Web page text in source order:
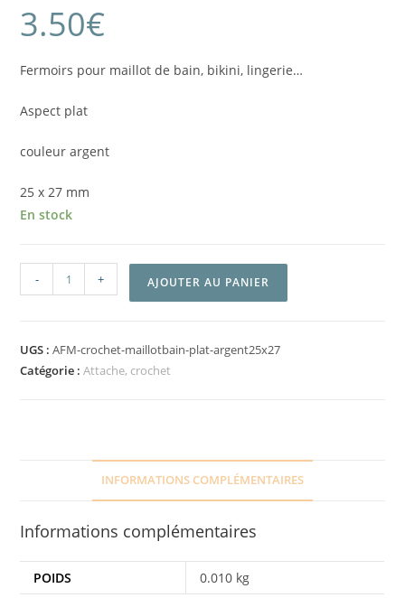
3.50€
Fermoirs pour maillot de bain, bikini, lingerie…
Aspect plat
couleur argent
25 x 27 mm
En stock
- + AJOUTER AU PANIER
UGS :AFM-crochet-maillotbain-plat-argent25x27
Catégorie :Attache, crochet
INFORMATIONS COMPLÉMENTAIRES
Informations complémentaires
POIDS 0.010 kg